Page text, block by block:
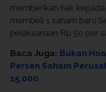
memberikan hak
membeli 1 saham baru
pelaksanaan Rp 50 per
Baca Juga: Bukan
Persen Saham
15.000